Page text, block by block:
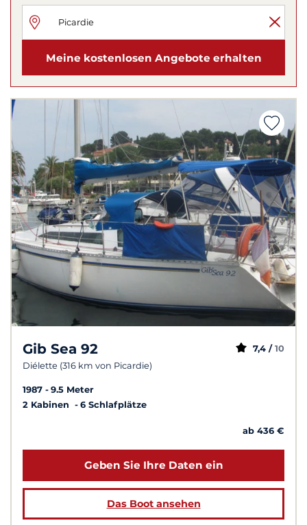
Meine kostenlosen Angebote erhalten
Gib Sea 92
Diélette (316 km von Picardie)
7,4 / 10
1987
9.5 Meter
2 Kabinen
6 Schlafplätze
ab 436 €
Geben Sie Ihre Daten ein
Das Boot ansehen